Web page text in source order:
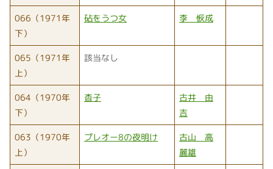
066（1971年
下）
砧をうつ女 李 恢成
065（1971年
上）
該当なし
064（1970年
下）
杳子
古井 由
吉
063（1970年
上）
プレオー8の夜明け
古山 高
麗雄